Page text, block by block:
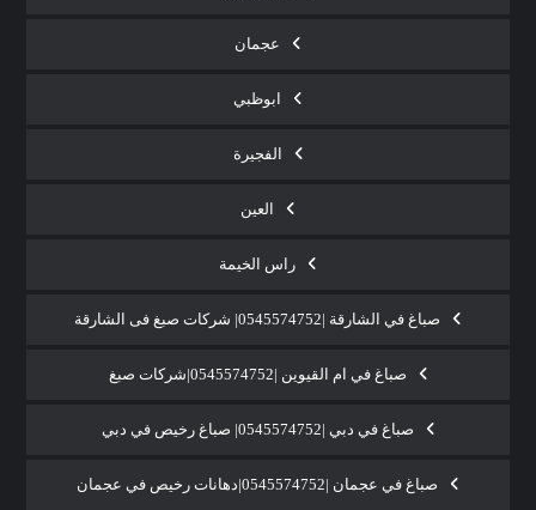
عجمان
ابوظبي
الفجيرة
العين
راس الخيمة
صباغ في الشارقة |0545574752| شركات صبغ فى الشارقة
صباغ في ام القيوين |0545574752|شركات صبغ
صباغ في دبي |0545574752| صباغ رخيص في دبي
صباغ في عجمان |0545574752|دهانات رخيص في عجمان